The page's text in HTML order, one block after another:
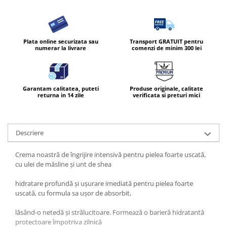
Saci Menajeri
Servetele Umede Multisuprfete
Ingrijire Personala
Ingrijirea corpului
Crema
Igiena orala
Lotiune de corp
Sapunuri
Spuma de baie
Ingrijirea parului
Plata online securizata sau
numerar la livrare
Transport GRATUIT pentru
comenzi de minim 300 lei
Garantam calitatea, puteti
returna in 14 zile
Produse originale, calitate
verificata si preturi mici
Descriere
Crema noastră de îngrijire intensivă pentru pielea foarte uscată,
cu ulei de măsline și unt de shea
hidratare profundă și ușurare imediată pentru pielea foarte
uscată, cu formula sa ușor de absorbit,
lăsând-o netedă și strălucitoare. Formează o barieră hidratantă
protectoare împotriva zilnică